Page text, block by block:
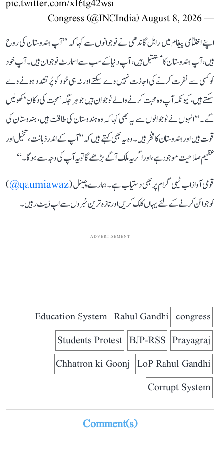
pic.twitter.com/xI6tg42wsi
— Congress (@INCIndia)
August 8, 2026
اپنے اختتامی پیغام میں راہل گاندھی نے نوجوانوں سے کہا کہ ’’آپ ہندوستان کی روح
ہیں، آپ ہندوستان کا مستقبل ہیں، آپ دنیا کے سب سے اسمارٹ نوجوان ہیں۔ آپ خود
کو کسی سے نفرت کرنے کی اجازت نہیں دے سکتے اور نہ ہی خود کو پُرتشدد ہونے دے
سکتے ہیں، کیونکہ آپ وہ محبت کرنے والے نوجوان ہیں جو ہر جگہ ’محبت کی دکان‘ کھولیں
گے۔‘‘ انہوں نے نوجوانوں سے یہ بھی کہا کہ وہ ہندوستان کی طاقت ہیں، ہندوستان کی
قوت ہیں اور ہندوستان کا فخر ہیں۔ وہ یہ بھی کہتے ہیں کہ ’’آپ کے اندر ذہانت، تخیل اور
عظیم صلاحیت موجود ہے، اور اگر یہ ملک آگے بڑھے گا تو یہ آپ کی وجہ سے ہوگا۔‘‘
قومی آواز اب ٹیلی گرام پر بھی دستیاب ہے۔ ہمارے چینل (qaumiawaz@
)
کو جوائن کرنے کے لئے یہاں کلک کریں اور تازہ ترین خبروں سے اپ ڈیٹ رہیں۔
ADVERTISEMENT
congress
Rahul Gandhi
Education System
Prayagraj
BJP-RSS
Students Protest
LoP Rahul Gandhi
Chhatron ki Goonj
Corrupt System
Comment(s)